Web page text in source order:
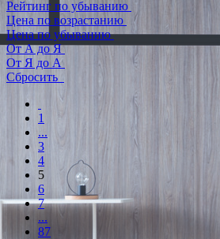
Рейтинг по убыванию
Цена по возрастанию
Цена по убыванию
От А до Я
От Я до А
Сбросить
1
...
3
4
5
6
7
...
87